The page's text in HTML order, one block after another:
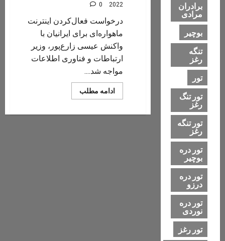
2022
0
درخواست فعال‌کردن اینترنت
ماهواره‌ای برای ایرانیان با
واکنش عیسی زارع‌پور، وزیر
ارتباطات و فناوری اطلاعات
مواجه شد....
ادامه مطلب
more
برادران
مرادی
بوچیر
تنگه
رغز
تور
تور تنگ
رغز
تور تنگه
رغز
تور دره
بوچیر
تور دره
درزو
تور دره
نوردی
تور رغز